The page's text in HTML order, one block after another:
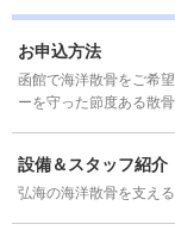
お申込方法
函館で海洋散骨をご希
ーを守った節度ある散
設備＆スタッフ紹介
弘海の海洋散骨を支え